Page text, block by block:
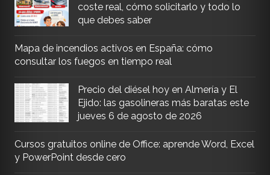
coste real, cómo solicitarlo y todo lo
que debes saber
Mapa de incendios activos en España: cómo
consultar los fuegos en tiempo real
Precio del diésel hoy en Almería y El
Ejido: las gasolineras más baratas este
jueves 6 de agosto de 2026
Cursos gratuitos online de Office: aprende Word, Excel
y PowerPoint desde cero